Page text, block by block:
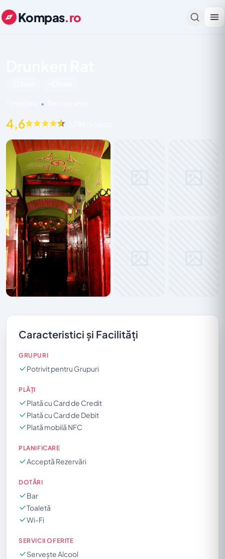
Kompas.ro
•
4,6
Caracteristici și Facilități
GRUPURI
Potrivit pentru Grupuri
PLĂȚI
Plată cu Card de Credit
Plată cu Card de Debit
Plată mobilă NFC
PLANIFICARE
Acceptă Rezervări
DOTĂRI
Bar
Toaletă
Wi-Fi
SERVICII OFERITE
Servește Alcool